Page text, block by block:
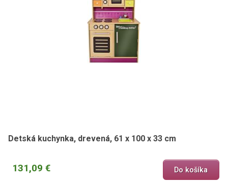
Detská kuchynka, drevená, 61 x 100 x 33 cm
131,09 € Do košíka